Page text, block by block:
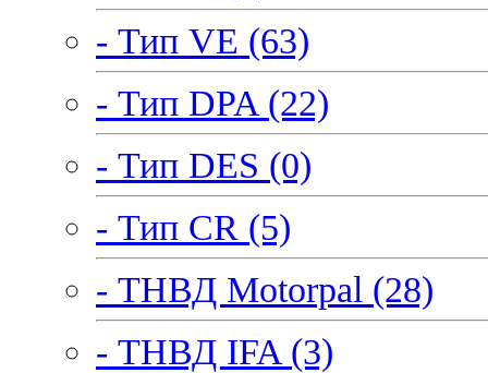
- Тип VE (63)
- Тип DPA (22)
- Тип DES (0)
- Тип CR (5)
- ТНВД Motorpal (28)
- ТНВД IFA (3)